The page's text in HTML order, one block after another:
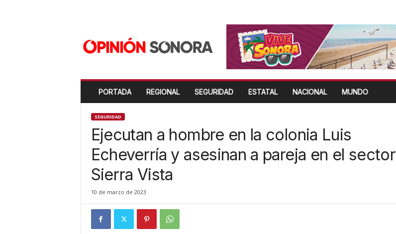
PORTADA REGIONAL SEGURIDAD ESTATAL NACIONAL MUNDO
SEGURIDAD
Ejecutan a hombre en la colonia Luis
Echeverría y asesinan a pareja en el sector
Sierra Vista
10 de marzo de 2023